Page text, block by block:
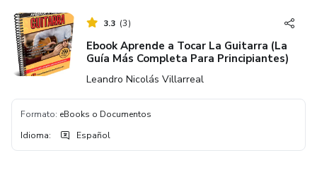
3.3 (3)
Ebook Aprende a Tocar La Guitarra (La
Guía Más Completa Para Principiantes)
Leandro Nicolás Villarreal
Formato: eBooks o Documentos
Idioma: Español